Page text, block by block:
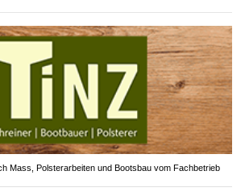
Mass, Polsterarbeiten und Bootsbau vom Fachbetrieb